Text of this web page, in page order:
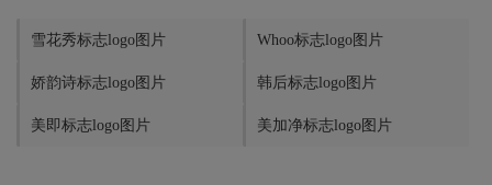
雪花秀标志logo图片 Whoo标志logo图片
娇韵诗标志logo图片 韩后标志logo图片
美即标志logo图片 美加净标志logo图片